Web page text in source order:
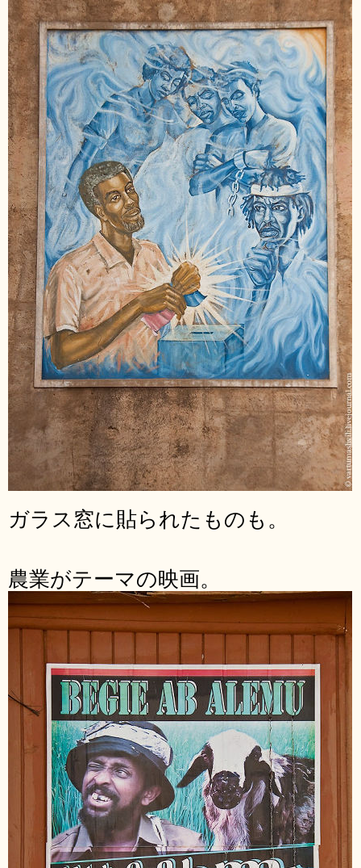
ガラス窓に貼られたものも。
農業がテーマの映画。